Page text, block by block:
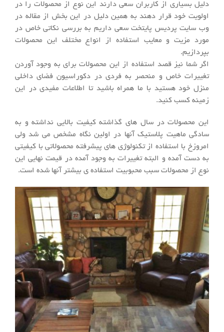
دلیل بسیاری از کاربران سعی دارند این نوع از محصولات را در
اولویت خود قرار دهند به همین دلیل در این بخش از مقاله در
وب سایت پردیس پایتخت سعی داریم به بررسی نکاتی خاص در
مورد مزیت و معایب استفاده از انواع مختلف این محصولات
بپردازیم.
اگر شما نیز قصد استفاده از این محصولات برای به وجود آوردن
تغییرات خاص و منحصر به فردی در دکوراسیون فضای داخلی
منزل خود هستید با ما همراه باشید تا اطلاعات مفیدی در این
زمینه کسب کنید.
این محصولات در سال های گذاشته کیفیت بالایی نداشته و به
سادگی ماهیت پلاستیک آنها در اولین نگاه مشخص می شد ولی
امروزخ با استفاده از تکنولوژی های پیشرفته محصولاتی با کیفیتی
به دست آمده و البته تغییرات به وجود آمده در قیمت نهایی این
نوع از محصولات سبب محبوبیت استفاده ی بیشتر آنها شده است.